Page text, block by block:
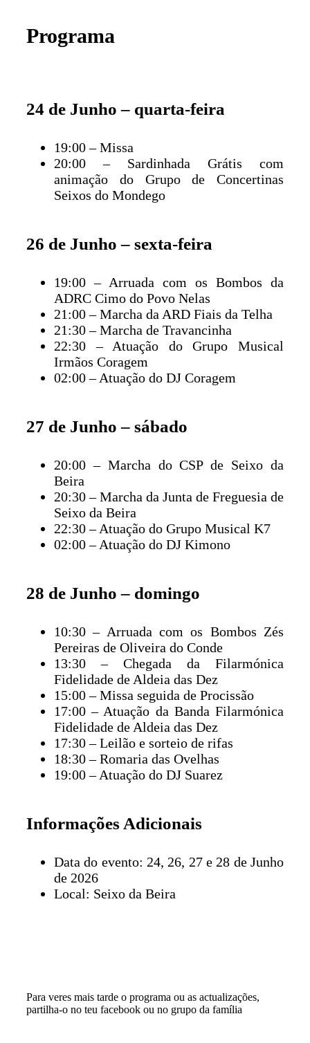
Programa
24 de Junho – quarta-feira
19:00 – Missa
20:00 – Sardinhada Grátis com
animação do Grupo de Concertinas
Seixos do Mondego
26 de Junho – sexta-feira
19:00 – Arruada com os Bombos da
ADRC Cimo do Povo Nelas
21:00 – Marcha da ARD Fiais da Telha
21:30 – Marcha de Travancinha
22:30 – Atuação do Grupo Musical
Irmãos Coragem
02:00 – Atuação do DJ Coragem
27 de Junho – sábado
20:00 – Marcha do CSP de Seixo da
Beira
20:30 – Marcha da Junta de Freguesia de
Seixo da Beira
22:30 – Atuação do Grupo Musical K7
02:00 – Atuação do DJ Kimono
28 de Junho – domingo
10:30 – Arruada com os Bombos Zés
Pereiras de Oliveira do Conde
13:30 – Chegada da Filarmónica
Fidelidade de Aldeia das Dez
15:00 – Missa seguida de Procissão
17:00 – Atuação da Banda Filarmónica
Fidelidade de Aldeia das Dez
17:30 – Leilão e sorteio de rifas
18:30 – Romaria das Ovelhas
19:00 – Atuação do DJ Suarez
Informações Adicionais
Data do evento: 24, 26, 27 e 28 de Junho
de 2026
Local: Seixo da Beira
Para veres mais tarde o programa ou as actualizações,
partilha-o no teu facebook ou no grupo da família